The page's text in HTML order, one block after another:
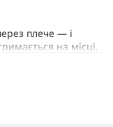
плече — і
на місці,
ще чогось